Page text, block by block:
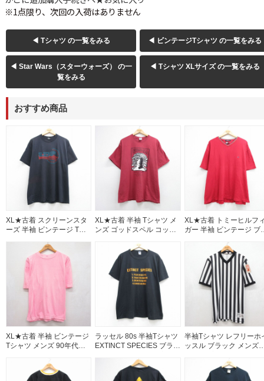
※1点限り、次回の入荷はありません
◀ Tシャツ の一覧をみる ◀ ビンテージTシャツ の一覧をみる
◀ Star Wars（スターウォーズ） の一
覧をみる
◀ Tシャツ XLサイズ の一覧をみる
おすすめ商品
XL★古着 スクリーンスタ
ーズ 半袖 ビンテージ Tシ
LBP クルーネック USA製
ブラック 26aug07
XL★古着 半袖 Tシャツ メ
ンズ ゴッドスペル コット
ディ 26aug07
XL★古着 トミーヒルフ
ガー 半袖 ビンテージ ブ
代 90s ワンポイントロゴ
大きいサイズ コットン V
ネック レッド 26aug07
XL★古着 半袖 ビンテージ
Tシャツ メンズ 90年代
ットン クルーネック ピン
ク 26aug05
ラッセル 80s 半袖Tシャツ
EXTINCT SPECIES ブラッ
半袖Tシャツ レフリーホ
ッスル ブラック メンズ